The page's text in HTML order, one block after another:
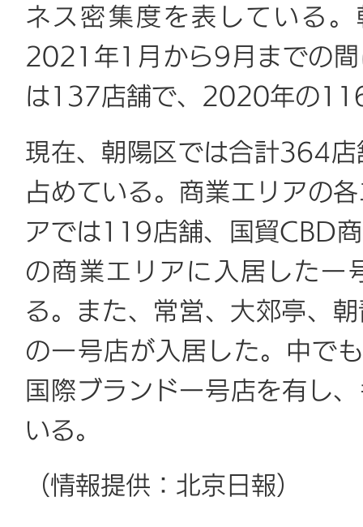
ネス密集度を表している
2021年1月から9月までの
は137店舗で、2020年の
現在、朝陽区では合計364
占めている。商業エリアの
アでは119店舗、国貿CBD
の商業エリアに入居した
る。また、常営、大郊亭、
の一号店が入居した。中で
国際ブランド一号店を有し
いる。
（情報提供：北京日報）